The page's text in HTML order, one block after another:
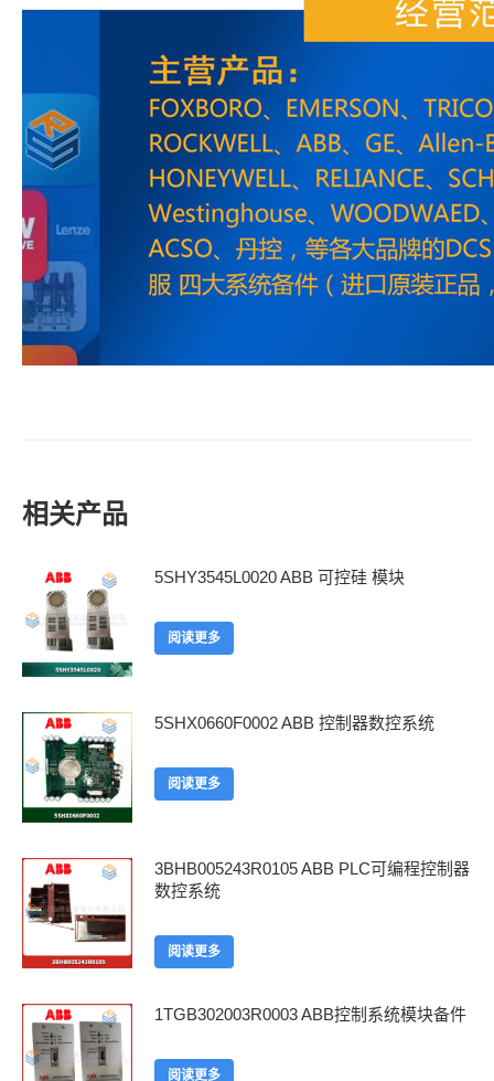
相关产品
5SHY3545L0020 ABB 可控硅 模块
阅读更多
5SHX0660F0002 ABB 控制器数控系统
阅读更多
3BHB005243R0105 ABB PLC可编程控制器
数控系统
阅读更多
1TGB302003R0003 ABB控制系统模块备件
阅读更多